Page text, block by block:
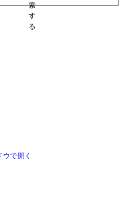
索
す
る
で開く